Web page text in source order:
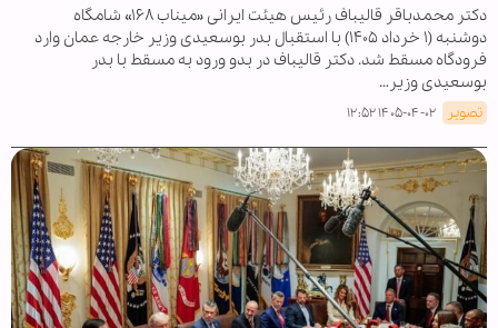
دکتر محمدباقر قالیباف رئیس هیئت ایرانی «میناب ۱۶۸» شامگاه
دوشنبه (۱ خرداد ۱۴۰۵) با استقبال بدر بوسعیدی وزیر خارجه عمان وارد
فرودگاه مسقط شد. دکتر قالیباف در بدو ورود به مسقط با بدر
بوسعیدی وزیر…
تصویر ۱۴۰۵-۰۴-۰۲ ۱۲:۵۲